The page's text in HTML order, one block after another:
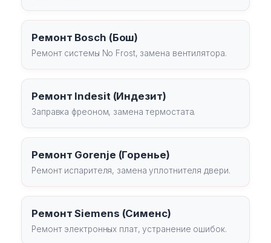
Ремонт Bosch (Бош)
Ремонт системы No Frost, замена вентилятора.
Ремонт Indesit (Индезит)
Заправка фреоном, замена термостата.
Ремонт Gorenje (Горенье)
Ремонт испарителя, замена уплотнителя двери.
Ремонт Siemens (Сименс)
Ремонт электронных плат, устранение ошибок.